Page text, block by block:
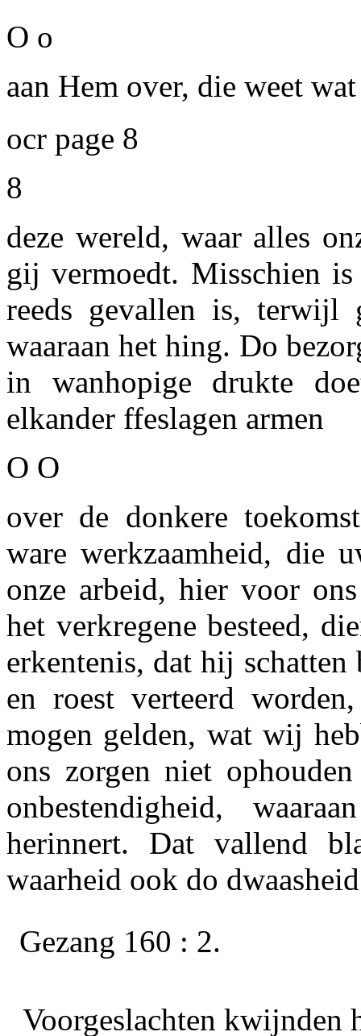
O o
aan Hem over, die weet
ocr page 8
8
deze wereld, waar alles
gij vermoedt. Misschien
reeds gevallen is, terwijl
waaraan het hing. Do
in wanhopige drukte
elkander ffeslagen armen
O O
over de donkere
ware werkzaamheid, die
onze arbeid, hier voor
het verkregene besteed,
erkentenis, dat hij
en roest verteerd
mogen gelden, wat wij
ons zorgen niet
onbestendigheid,
herinnert. Dat vallend
waarheid ook do
Gezang 160 : 2.
Voorgeslachten kwijnden